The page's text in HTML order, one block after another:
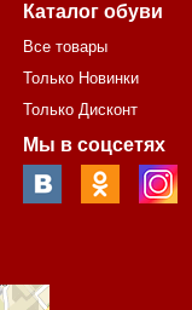
Каталог обуви
Все товары
Только Новинки
Только Дисконт
Мы в соцсетях